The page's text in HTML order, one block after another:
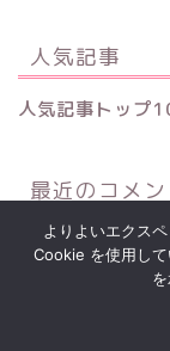
人気記事
人気記事トップ
最近のコメン
邪気を祓い良
や飾り方は？
よりよいエクス
Cookie を使用し